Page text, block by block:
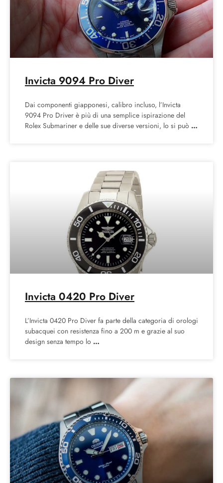
Invicta 9094 Pro Diver
Dai componenti giapponesi, calibro incluso, l’Invicta
9094 Pro Driver è più di una semplice ispirazione del
Rolex Submariner e delle sue diverse versioni, lo si può
Invicta 0420 Pro Diver
L’Invicta 0420 Pro Diver fa parte della categoria di orologi
subacquei con resistenza fino a 200 m e grazie al suo
design senza tempo lo